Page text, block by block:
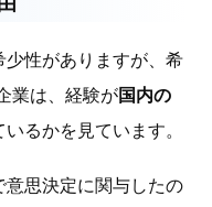
性がありますが、希
業は、経験が国内の
るかを見ています。
意思決定に関与したの